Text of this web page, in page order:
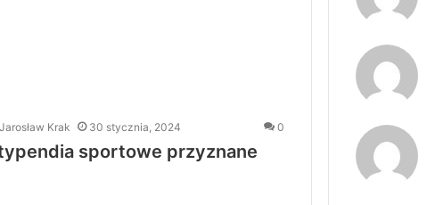
Jarosław Krak 30 stycznia, 2024 0
sportowe przyznane